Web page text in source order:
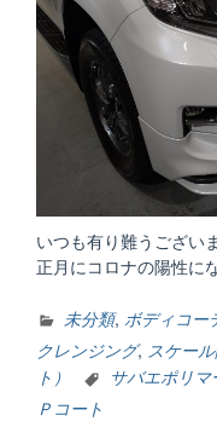
いつも有り難うござい
正月にコロナの陽性に
未分類, ボディコー
クレンジング, スケー
ト）
サバエポリマ
Ｐコート